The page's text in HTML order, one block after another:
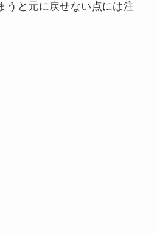
うと元に戻せない点には注